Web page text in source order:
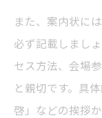
また、案内状に
必ず記載しまし
セス方法、会場
と親切です。具
啓」などの挨拶